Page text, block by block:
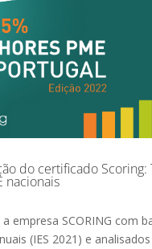
do certificado Scoring:
nacionais
a empresa SCORING com
(IES 2021) e